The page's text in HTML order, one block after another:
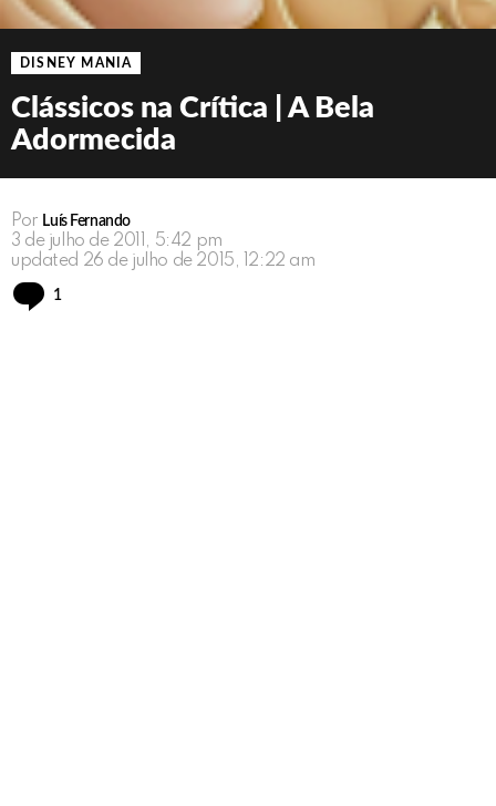
DISNEY MANIA
Clássicos na Crítica | A Bela
Adormecida
Por Luís Fernando
3 de julho de 2011, 5:42 pm
updated 26 de julho de 2015, 12:22 am
1